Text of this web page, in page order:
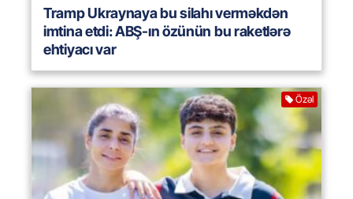
Tramp Ukraynaya bu silahı verməkdən
imtina etdi: ABŞ-ın özünün bu raketlərə
ehtiyacı var
Özəl